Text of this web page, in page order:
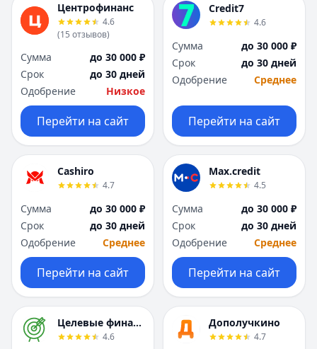
К
Калининград
Кемерово
Киров
Красноярск
Курск
Л
Липецк
М
Магнитогорск
Махачкала
Москва
Н
Набережные Челны
Нижний Новгород
Новокузнецк
Новосибирск
О
К
Калининград
Кемерово
Киров
Красноярск
Курск
Л
Липецк
М
Магнитогорск
Махачкала
Москва
Н
Набережные
Нижний Новгород
Новокузнецк
Новосибирск
О
Центрофинанс
4.6
(15 отзывов)
Сумма
до 30 000 ₽
Срок
до 30 дней
Одобрение
Низкое
Перейти на сайт
Credit7
4.6
Сумма
до 30 000 ₽
Срок
до 30 дней
Одобрение
Среднее
Перейти на сайт
Cashiro
4.7
Сумма
до 30 000 ₽
Срок
до 30 дней
Одобрение
Среднее
Перейти на сайт
Max.credit
4.5
Сумма
до 30 000 ₽
Срок
до 30 дней
Одобрение
Среднее
Перейти на сайт
Целевые финансы
4.6
Дополучкино
4.7